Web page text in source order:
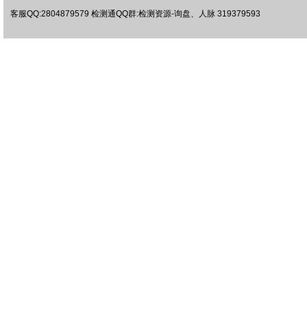
客服QQ:2804879579 检测通QQ群:检测资源-询盘、人脉 319379593